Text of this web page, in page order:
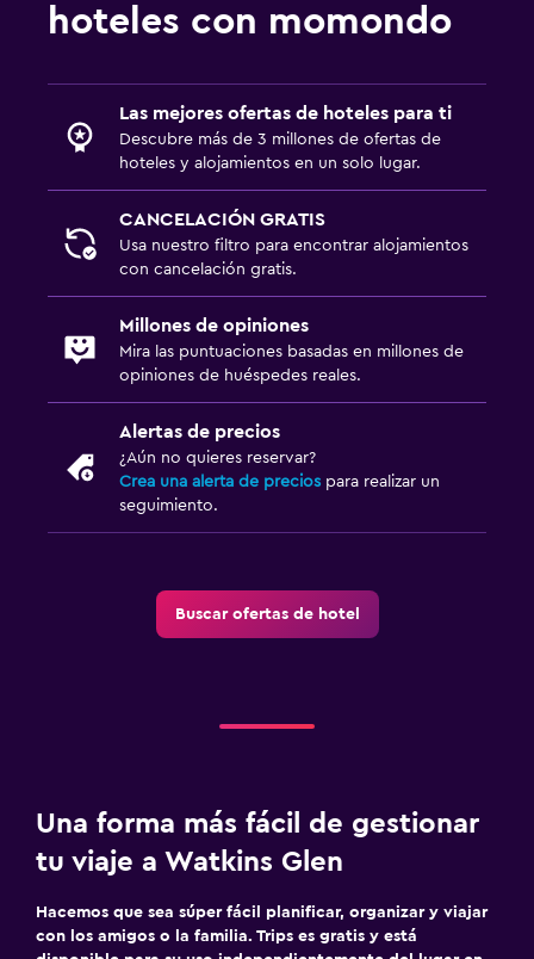
hoteles con momondo
Las mejores ofertas de hoteles para ti
Descubre más de 3 millones de ofertas de
hoteles y alojamientos en un solo lugar.
CANCELACIÓN GRATIS
Usa nuestro filtro para encontrar alojamientos
con cancelación gratis.
Millones de opiniones
Mira las puntuaciones basadas en millones de
opiniones de huéspedes reales.
Alertas de precios
¿Aún no quieres reservar?
Crea una alerta de precios para realizar un
seguimiento.
Buscar ofertas de hotel
Una forma más fácil de gestionar
tu viaje a Watkins Glen
Hacemos que sea súper fácil planificar, organizar y viajar
con los amigos o la familia. Trips es gratis y está